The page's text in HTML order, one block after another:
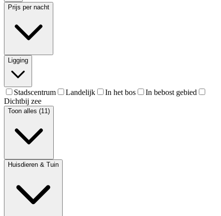
Prijs per nacht
Ligging
Stadscentrum Landelijk In het bos
In bebost gebied
Dichtbij zee
Toon alles (11)
Huisdieren & Tuin